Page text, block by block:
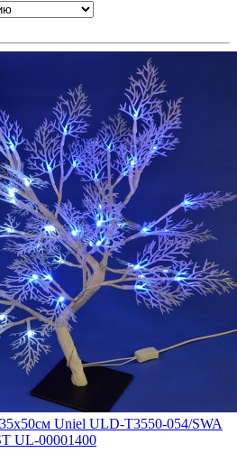
Uniel ULD-T3550-054/SWA
UL-00001400